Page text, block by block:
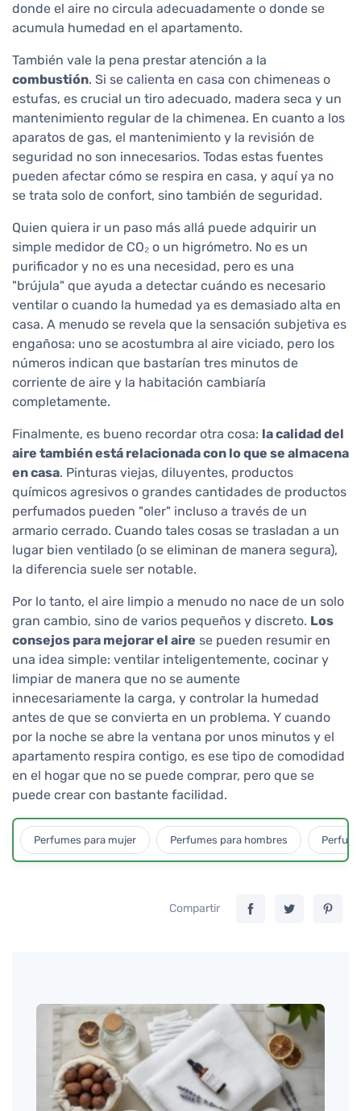
donde el aire no circula adecuadamente o donde se
acumula humedad en el apartamento.
También vale la pena prestar atención a la
combustión. Si se calienta en casa con chimeneas o
estufas, es crucial un tiro adecuado, madera seca y un
mantenimiento regular de la chimenea. En cuanto a los
aparatos de gas, el mantenimiento y la revisión de
seguridad no son innecesarios. Todas estas fuentes
pueden afectar cómo se respira en casa, y aquí ya no
se trata solo de confort, sino también de seguridad.
Quien quiera ir un paso más allá puede adquirir un
simple medidor de CO₂ o un higrómetro. No es un
purificador y no es una necesidad, pero es una
"brújula" que ayuda a detectar cuándo es necesario
ventilar o cuando la humedad ya es demasiado alta en
casa. A menudo se revela que la sensación subjetiva es
engañosa: uno se acostumbra al aire viciado, pero los
números indican que bastarían tres minutos de
corriente de aire y la habitación cambiaría
completamente.
Finalmente, es bueno recordar otra cosa: la calidad del
aire también está relacionada con lo que se almacena
en casa. Pinturas viejas, diluyentes, productos
químicos agresivos o grandes cantidades de productos
perfumados pueden "oler" incluso a través de un
armario cerrado. Cuando tales cosas se trasladan a un
lugar bien ventilado (o se eliminan de manera segura),
la diferencia suele ser notable.
Por lo tanto, el aire limpio a menudo no nace de un solo
gran cambio, sino de varios pequeños y discreto. Los
consejos para mejorar el aire se pueden resumir en
una idea simple: ventilar inteligentemente, cocinar y
limpiar de manera que no se aumente
innecesariamente la carga, y controlar la humedad
antes de que se convierta en un problema. Y cuando
por la noche se abre la ventana por unos minutos y el
apartamento respira contigo, es ese tipo de comodidad
en el hogar que no se puede comprar, pero que se
puede crear con bastante facilidad.
Perfumes para mujer Perfumes para hombres
Compartir